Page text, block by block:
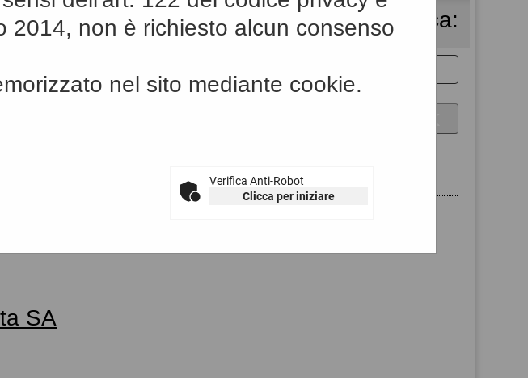
Cerca:
Testo Alto contrasto
2014, non è richiesto alcun consenso
nel sito mediante cookie.
Verifica Anti-Robot
Clicca per iniziare
SA